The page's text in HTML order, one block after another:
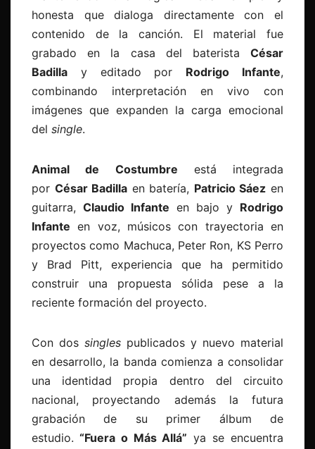
honesta que dialoga directamente con el
contenido de la canción. El material fue
grabado en la casa del baterista César
Badilla y editado por Rodrigo Infante,
combinando interpretación en vivo con
imágenes que expanden la carga emocional
del single.
Animal de Costumbre está integrada
por César Badilla en batería, Patricio Sáez en
guitarra,Claudio Infante en bajo y Rodrigo
Infante en voz, músicos con trayectoria en
proyectos como Machuca, Peter Ron, KS Perro
y Brad Pitt, experiencia que ha permitido
construir una propuesta sólida pese a la
reciente formación del proyecto.
Con dos singles publicados y nuevo material
en desarrollo, la banda comienza a consolidar
una identidad propia dentro del circuito
nacional, proyectando además la futura
grabación de su primer álbum de
estudio. “Fuera o Más Allá” ya se encuentra